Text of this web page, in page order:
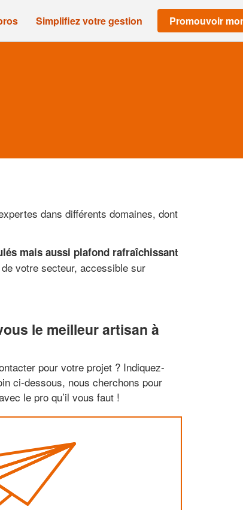
Simplifiez votre gestion Promouvoir
dans différents domaines, dont
mais aussi plafond rafraîchissant
votre secteur, accessible sur
le meilleur artisan à
pour votre projet ? Indiquez-
ci-dessous, nous cherchons pour
le pro qu’il vous faut !